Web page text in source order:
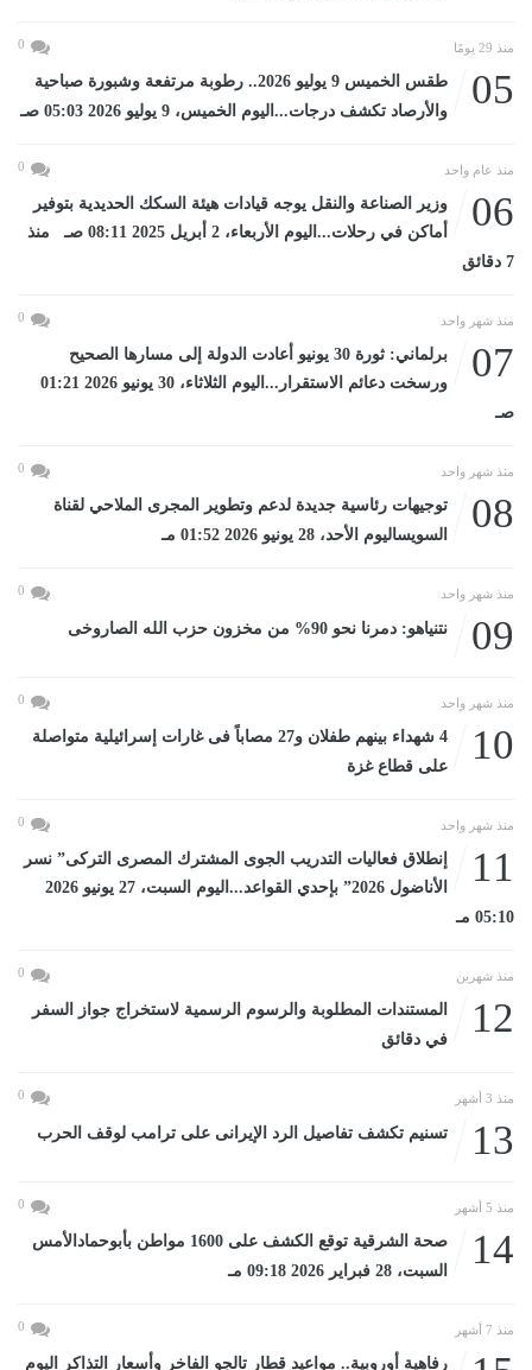
منذ 29 يومًا 0
05
طقس الخميس 9 يوليو 2026.. رطوبة مرتفعة وشبورة صباحية
والأرصاد تكشف درجات...اليوم الخميس، 9 يوليو 2026 05:03 صـ
منذ عام واحد 0
06
وزير الصناعة والنقل يوجه قيادات هيئة السكك الحديدية بتوفير
أماكن في رحلات...اليوم الأربعاء، 2 أبريل 2025 08:11 صـ منذ
7 دقائق
منذ شهر واحد 0
07
برلماني: ثورة 30 يونيو أعادت الدولة إلى مسارها الصحيح
ورسخت دعائم الاستقرار...اليوم الثلاثاء، 30 يونيو 2026 01:21
صـ
منذ شهر واحد 0
08
توجيهات رئاسية جديدة لدعم وتطوير المجرى الملاحي لقناة
السويساليوم الأحد، 28 يونيو 2026 01:52 مـ
منذ شهر واحد 0
09 نتنياهو: دمرنا نحو 90% من مخزون حزب الله الصاروخى
منذ شهر واحد 0
10
4 شهداء بينهم طفلان و27 مصاباً فى غارات إسرائيلية متواصلة
على قطاع غزة
منذ شهر واحد 0
11
إنطلاق فعاليات التدريب الجوى المشترك المصرى التركى” نسر
الأناضول 2026” بإحدي القواعد...اليوم السبت، 27 يونيو 2026
05:10 مـ
منذ شهرين 0
12
المستندات المطلوبة والرسوم الرسمية لاستخراج جواز السفر
في دقائق
منذ 3 أشهر 0
13 تسنيم تكشف تفاصيل الرد الإيرانى على ترامب لوقف الحرب
منذ 5 أشهر 0
14
صحة الشرقية توقع الكشف على 1600 مواطن بأبوحمادالأمس
السبت، 28 فبراير 2026 09:18 مـ
منذ 7 أشهر 0
رفاهية أوروبية.. مواعيد قطار تالجو الفاخر وأسعار التذاكر اليوم